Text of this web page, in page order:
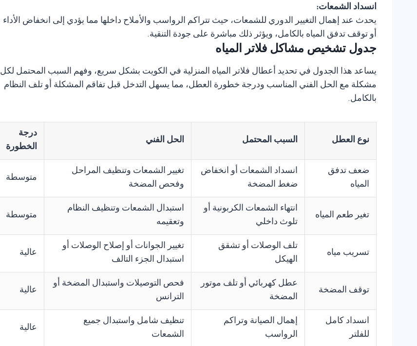
انسداد الشمعات:
يحدث عند إهمال التغيير الدوري للشمعات، حيث تتراكم الرواسب والأملاح داخلها مما يؤدي إلى انخفاض الأداء
أو توقف تدفق المياه بالكامل، ويؤثر ذلك مباشرة على جودة التنقية.
جدول تشخيص مشاكل فلاتر المياه
يساعد هذا الجدول في تحديد أعطال فلاتر المياه المنزلية في الكويت بشكل سريع، وفهم السبب المحتمل لكل
مشكلة مع الحل الفني المناسب ودرجة خطورة العطل، مما يسهل التدخل قبل تفاقم المشكلة أو تلف النظام
بالكامل.
نوع العطل السبب المحتمل الحل الفني
درجة
الخطورة
ضعف تدفق
المياه
انسداد الشمعات أو انخفاض
ضغط المضخة
تغيير الشمعات وتنظيف المراحل
وفحص المضخة
متوسطة
تغير طعم المياه
انتهاء الشمعات الكربونية أو
تلوث داخلي
استبدال الشمعات وتنظيف النظام
وتعقيمه
متوسطة
تسريب مياه
تلف الوصلات أو تشقق
الهيكل
تغيير الجوانات أو إصلاح الوصلات أو
استبدال الجزء التالف
عالية
توقف المضخة
عطل كهربائي أو تلف موتور
المضخة
فحص التوصيلات واستبدال المضخة أو
الترانس
عالية
انسداد كامل
للفلتر
إهمال الصيانة وتراكم
الرواسب
تنظيف شامل واستبدال جميع
الشمعات
عالية